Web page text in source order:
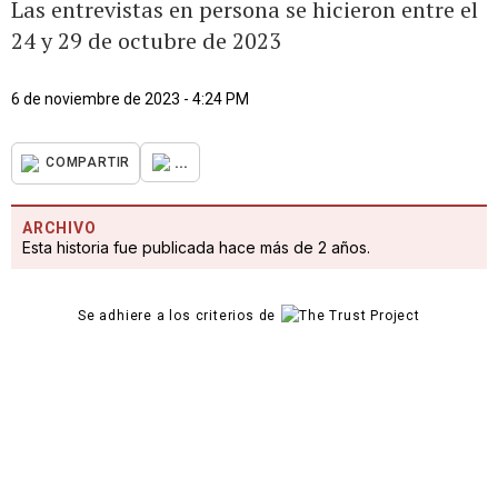
Las entrevistas en persona se hicieron entre el
24 y 29 de octubre de 2023
6 de noviembre de 2023 - 4:24 PM
COMPARTIR ...
ARCHIVO
Esta historia fue publicada hace más de 2 años.
Se adhiere a los criterios de